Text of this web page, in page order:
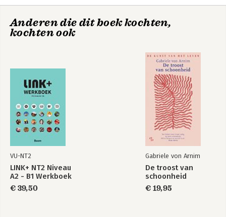
Pelgrim Pelgrim
Bekijk alle boeken
Anderen die dit boek kochten,
kochten ook
VU-NT2
LINK+ NT2 Niveau
A2 - B1 Werkboek
€ 39,50
Gabriele von Arnim
De troost van
schoonheid
€ 19,95